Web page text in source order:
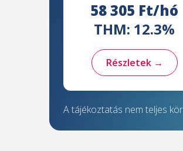
58 305 Ft/hó
THM: 12.3%
Részletek →
A tájékoztatás nem teljes